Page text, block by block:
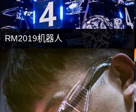
RM2019机器人